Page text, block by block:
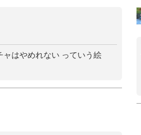
ャはやめれない っていう絵